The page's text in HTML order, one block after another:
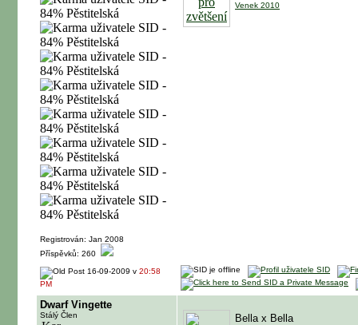
Registrován: Jan 2008
Příspěvků: 260
Venek 2010
16-09-2009 v 20:58
PM
Dwarf Vingette
Stálý Člen
Bella x Bella